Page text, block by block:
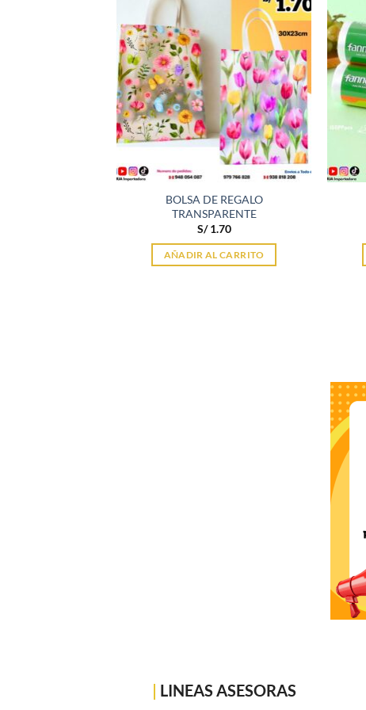
BOLSA DE REGALO
TRANSPARENTE
S/1.70
AÑADIR AL CARRITO
| LINEAS ASESORAS